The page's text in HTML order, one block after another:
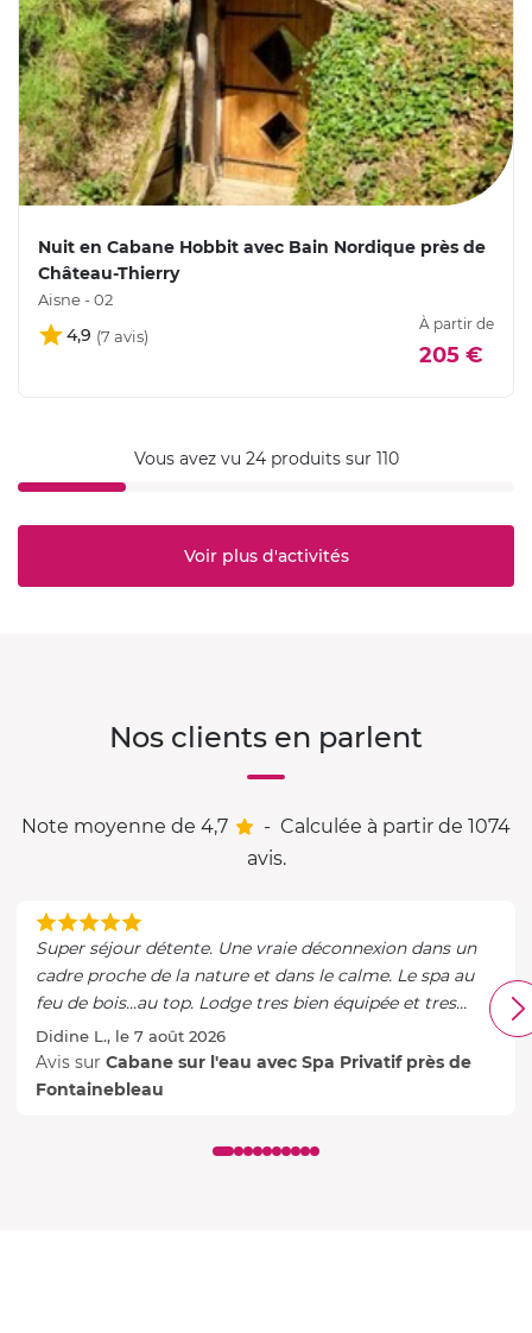
Nuit en Cabane Hobbit avec Bain Nordique près de
Château-Thierry
Aisne - 02
4,9
À partir de
205 €
Vous avez vu 24 produits sur 110
Voir plus d'activités
Nos clients en parlent
Note moyenne de 4,7 - Calculée à partir de 1074
avis.
Super séjour détente. Une vraie déconnexion dans un
cadre proche de la nature et dans le calme. Le spa au
feu de bois...au top. Lodge tres bien équipée et tres
confortable
Didine L., le 7 août 2026
Avis sur Cabane sur l'eau avec Spa Privatif près de
Fontainebleau